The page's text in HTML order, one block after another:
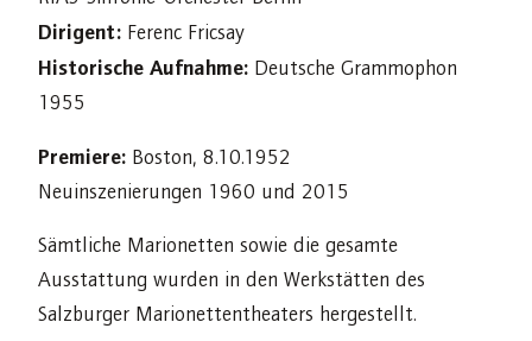
Dirigent: Ferenc Fricsay
Historische Aufnahme: Deutsche Grammophon
1955
Premiere: Boston, 8.10.1952
Neuinszenierungen 1960 und 2015
Sämtliche Marionetten sowie die gesamte
Ausstattung wurden in den Werkstätten des
Salzburger Marionettentheaters hergestellt.